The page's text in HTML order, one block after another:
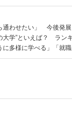
通わせたい」 今後発
大学”といえば？ ラン
に多様に学べる」「就
サーチ